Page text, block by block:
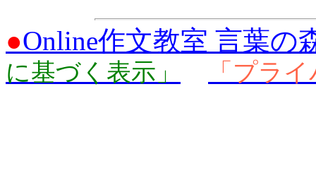
●Online作文教室 言葉の
に基づく表示」 「プラ